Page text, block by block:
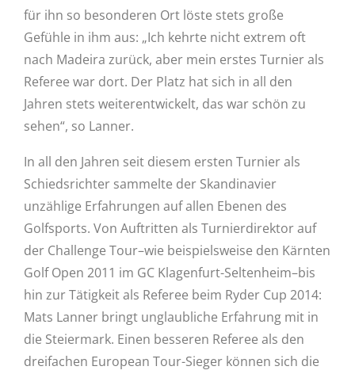
für ihn so besonderen Ort löste stets große
Gefühle in ihm aus: „Ich kehrte nicht extrem oft
nach Madeira zurück, aber mein erstes Turnier als
Referee war dort. Der Platz hat sich in all den
Jahren stets weiterentwickelt, das war schön zu
sehen“, so Lanner.
In all den Jahren seit diesem ersten Turnier als
Schiedsrichter sammelte der Skandinavier
unzählige Erfahrungen auf allen Ebenen des
Golfsports. Von Auftritten als Turnierdirektor auf
der Challenge Tour–wie beispielsweise den Kärnten
Golf Open 2011 im GC Klagenfurt-Seltenheim–bis
hin zur Tätigkeit als Referee beim Ryder Cup 2014:
Mats Lanner bringt unglaubliche Erfahrung mit in
die Steiermark. Einen besseren Referee als den
dreifachen European Tour-Sieger können sich die